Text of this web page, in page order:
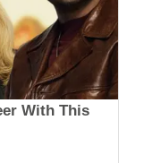
With This